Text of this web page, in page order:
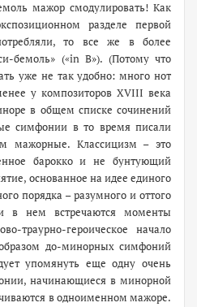
мажор смодулировать! Как
разделе первой
то все же в более
бемоль» («in B»). (Потому что
уже не так удобно: много нот
у композиторов XVIII века
в общем списке сочинений
симфонии в то время писали
мажорные. Классицизм – это
барокко и не бунтующий
основанное на идее единого
порядка – разумного и оттого
в нем встречаются моменты
траурно-героическое начало
до-минорных симфоний
упомянуть еще одну очень
начинающиеся в минорной
в одноименном мажоре.